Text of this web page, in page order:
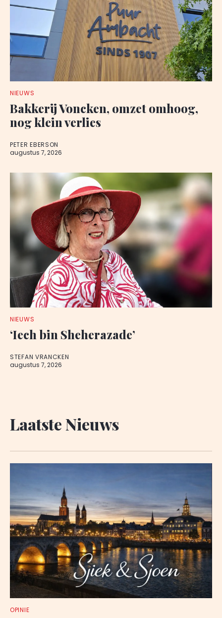
NIEUWS
Bakkerij Voncken, omzet omhoog,
nog klein verlies
PETER EBERSON
augustus 7, 2026
NIEUWS
‘Iech bin Sheherazade’
STEFAN VRANCKEN
augustus 7, 2026
Laatste Nieuws
OPINIE